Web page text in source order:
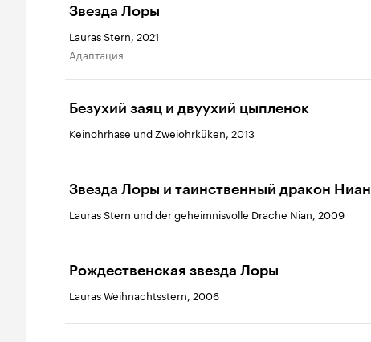
Звезда Лоры
Lauras Stern, 2021
адаптация
Безухий заяц и двуухий цыпленок
Keinohrhase und Zweiohrküken, 2013
Звезда Лоры и таинственный дракон Ниан
Lauras Stern und der geheimnisvolle Drache Nian, 2009
Рождественская звезда Лоры
Lauras Weihnachtsstern, 2006